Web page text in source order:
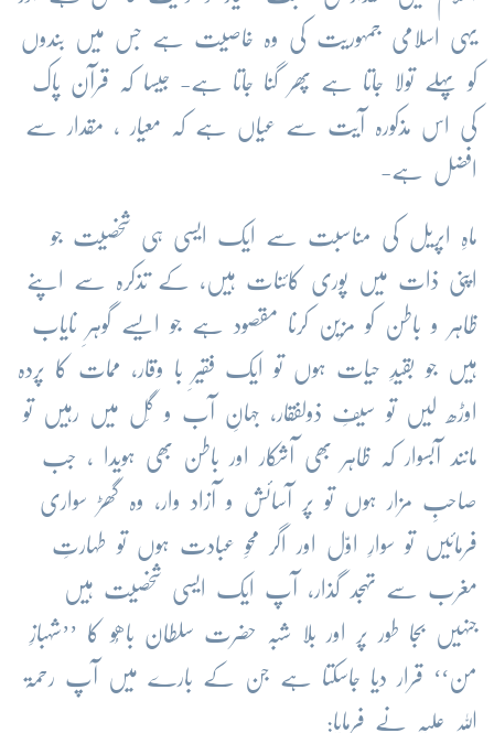
یہی اسلامی جمہوریت کی وہ خاصیت ہے جس میں بندوں
کو پہلے تولا جاتا ہے پھر گنا جاتا ہے- جیسا کہ قرآن پاک
کی اس مذکورہ آیت سے عیاں ہے کہ معیار ، مقدار سے
افضل ہے-
ماہِ اپریل کی مناسبت سے ایک ایسی ہی شخصیت جو
اپنی ذات میں پوری کائنات ہیں، کے تذکرہ سے اپنے
ظاہر و باطن کو مزین کرنا مقصود ہے جو ایسے گوہرِ نایاب
ہیں جو بقیدِ حیات ہوں تو ایک فقیرِ با وقار، ممات کا پردہ
اوڑھ لیں تو سیفِ ذولفقار، جہانِ آب و گِل میں رہیں تو
مانند آبسوار کہ ظاہر بھی آشکار اور باطن بھی ہویدا ، جب
صاحبِ مزار ہوں تو پر آسائش و آزاد وار، وہ گھڑ سواری
فرمائیں تو سوارِ اوّل اور اگر محوِ عبادت ہوں تو طہارتِ
مغرب سے تہجد گذار، آپ ایک ایسی شخصیت ہیں
جنہیں بجا طور پر اور بلا شبہ حضرت سلطان باھُو کا ’’شہبازِ
من‘‘ قرار دیا جاسکتا ہے جن کے بارے میں آپ رحمۃ
اللہ علیہ نے فرمایا: